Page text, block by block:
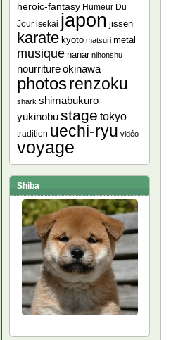
heroic-fantasy Humeur Du
Jour isekai japon jissen
karate kyoto matsuri metal
musique nanar nihonshu
nourriture okinawa
photosrenzoku
shark shimabukuro
yukinobu stage tokyo
tradition uechi-ryu vidéo
voyage
Shiba